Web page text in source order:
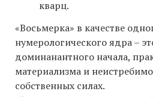
кварц.
«Восьмерка» в качестве
нумерологического ядра –
доминанантного начала,
материализма и
собственных силах.